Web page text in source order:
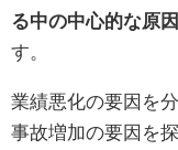
る中の中心的な原
す。
業績悪化の要因を
事故増加の要因を